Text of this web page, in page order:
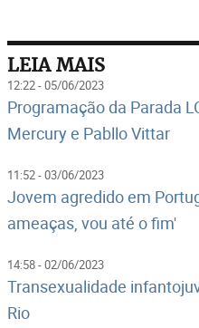
LEIA MAIS
12:22 - 05/06/2023
Programação da Parada
Mercury e Pabllo Vittar
11:52 - 03/06/2023
Jovem agredido em
ameaças, vou até o fim'
14:58 - 02/06/2023
Transexualidade
Rio